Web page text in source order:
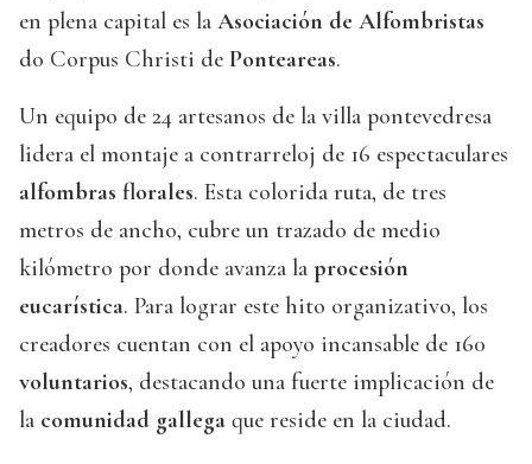
en plena capital es la Asociación de Alfombristas
do Corpus Christi de Ponteareas.
Un equipo de 24 artesanos de la villa pontevedresa
lidera el montaje a contrarreloj de 16 espectaculares
alfombras florales. Esta colorida ruta, de tres
metros de ancho, cubre un trazado de medio
kilómetro por donde avanza la procesión
eucarística. Para lograr este hito organizativo, los
creadores cuentan con el apoyo incansable de 160
voluntarios, destacando una fuerte implicación de
la comunidad gallega que reside en la ciudad.